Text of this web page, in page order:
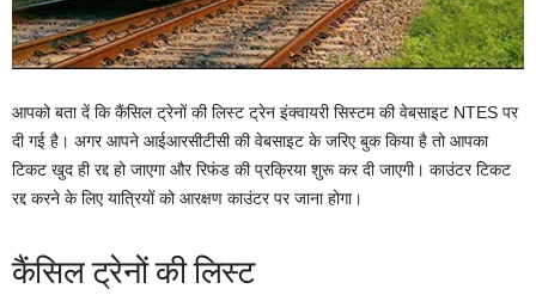
आपको बता दें कि कैंसिल ट्रेनों की लिस्ट ट्रेन इंक्वायरी सिस्टम की वेबसाइट NTES पर
दी गई है। अगर आपने आईआरसीटीसी की वेबसाइट के जरिए बुक किया है तो आपका
टिकट खुद ही रद्द हो जाएगा और रिफंड की प्रक्रिया शुरू कर दी जाएगी। काउंटर टिकट
रद्द करने के लिए यात्रियों को आरक्षण काउंटर पर जाना होगा।
कैंसिल ट्रेनों की लिस्ट